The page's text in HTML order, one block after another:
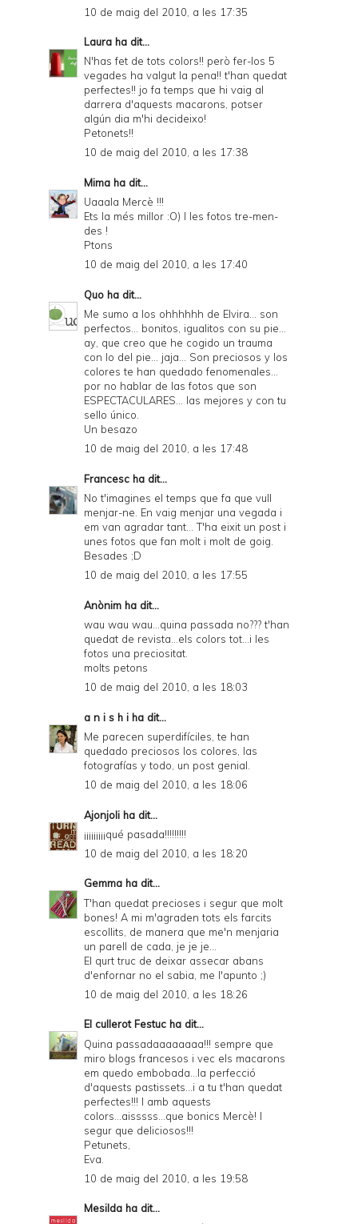
10 de maig del 2010, a les 17:35
Laura ha dit...
N'has fet de tots colors!! però fer-los 5
vegades ha valgut la pena!! t'han quedat
perfectes!! jo fa temps que hi vaig al
darrera d'aquests macarons, potser
algún dia m'hi decideixo!
Petonets!!
10 de maig del 2010, a les 17:38
Mima ha dit...
Uaaala Mercè !!!
Ets la més millor :O) I les fotos tre-men-
des !
Ptons
10 de maig del 2010, a les 17:40
Quo ha dit...
Me sumo a los ohhhhhh de Elvira... son
perfectos... bonitos, igualitos con su pie...
ay, que creo que he cogido un trauma
con lo del pie... jaja... Son preciosos y los
colores te han quedado fenomenales...
por no hablar de las fotos que son
ESPECTACULARES... las mejores y con tu
sello único.
Un besazo
10 de maig del 2010, a les 17:48
Francesc ha dit...
No t'imagines el temps que fa que vull
menjar-ne. En vaig menjar una vegada i
em van agradar tant... T'ha eixit un post i
unes fotos que fan molt i molt de goig.
Besades ;D
10 de maig del 2010, a les 17:55
Anònim ha dit...
wau wau wau...quina passada no??? t'han
quedat de revista...els colors tot...i les
fotos una preciositat.
molts petons
10 de maig del 2010, a les 18:03
a n i s h i ha dit...
Me parecen superdifíciles, te han
quedado preciosos los colores, las
fotografías y todo, un post genial.
10 de maig del 2010, a les 18:06
Ajonjoli ha dit...
¡¡¡¡¡¡¡¡¡qué pasada!!!!!!!!!
10 de maig del 2010, a les 18:20
Gemma ha dit...
T'han quedat precioses i segur que molt
bones! A mi m'agraden tots els farcits
escollits, de manera que me'n menjaria
un parell de cada, je je je...
El qurt truc de deixar assecar abans
d'enfornar no el sabia, me l'apunto ;)
10 de maig del 2010, a les 18:26
El cullerot Festuc ha dit...
Quina passadaaaaaaaa!!! sempre que
miro blogs francesos i vec els macarons
em quedo embobada...la perfecció
d'aquests pastissets...i a tu t'han quedat
perfectes!!! I amb aquests
colors...aisssss...que bonics Mercè! I
segur que deliciosos!!!
Petunets,
Eva.
10 de maig del 2010, a les 19:58
Mesilda ha dit...